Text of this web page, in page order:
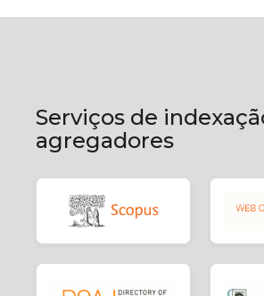
Serviços de
agregadores